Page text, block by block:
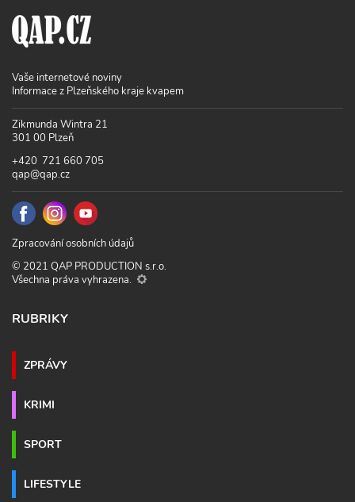
Vaše internetové noviny
Informace z Plzeňského kraje kvapem
Zikmunda Wintra 21
301 00 Plzeň
+420 721 660 705
qap@qap.cz
Zpracování osobních údajů
© 2021 QAP PRODUCTION s.r.o.
Všechna práva vyhrazena.
RUBRIKY
ZPRÁVY
KRIMI
SPORT
LIFESTYLE